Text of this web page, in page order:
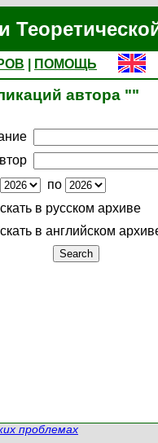
ПОМОЩЬ
автора ""
по
в русском архиве
в английском
проблемах